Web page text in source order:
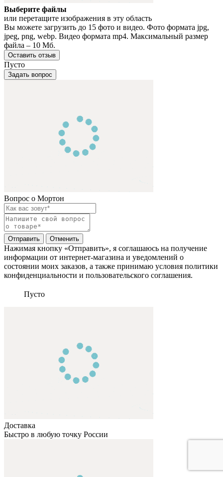
Выберите файлы
или перетащите изображения в эту область
Вы можете загрузить до 15 фото и видео. Фото формата jpg,
jpeg, png, webp. Видео формата mp4. Максимальный размер
файла – 10 Мб.
Оставить отзыв
Пусто
Задать вопрос
Вопрос о Мортон
Отправить Отменить
Нажимая кнопку «Отправить», я соглашаюсь на получение
информации от интернет-магазина и уведомлений о
состоянии моих заказов, а также принимаю условия политики
конфиденциальности и пользовательского соглашения.
Пусто
Доставка
Быстро в любую точку России